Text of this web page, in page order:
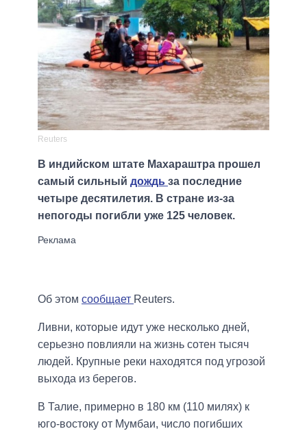
Reuters
В индийском штате Махараштра прошел
самый сильный дождь за последние
четыре десятилетия. В стране из-за
непогоды погибли уже 125 человек.
Об этом сообщает Reuters.
Ливни, которые идут уже несколько дней,
серьезно повлияли на жизнь сотен тысяч
людей. Крупные реки находятся под угрозой
выхода из берегов.
В Талие, примерно в 180 км (110 милях) к
юго-востоку от Мумбаи, число погибших